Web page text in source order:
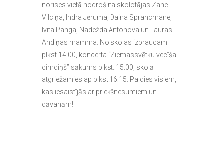
norises vietā nodrošina skolotājas Zane
Vilciņa, Indra Jēruma, Daina Sprancmane,
Ivita Panga, Nadežda Antonova un Lauras
Andiņas mamma. No skolas izbraucam
plkst.14:00, koncerta “Ziemassvētku vecīša
cimdiņš” sākums plkst.:15:00, skolā
atgriežamies ap plkst.16:15. Paldies visiem,
kas iesaistījās ar priekšnesumiem un
dāvanām!